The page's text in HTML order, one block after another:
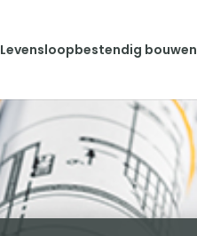
Levensloopbestendig bouwen